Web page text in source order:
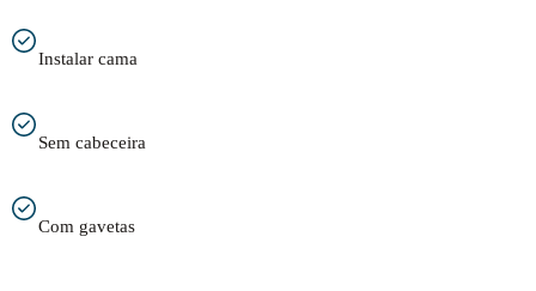
Instalar cama
Sem cabeceira
Com gavetas